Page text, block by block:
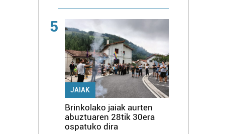
5
JAIAK
Brinkolako jaiak aurten
abuztuaren 28tik 30era
ospatuko dira